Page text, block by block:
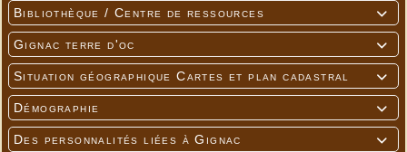

Bibliothèque / Centre de ressources

Gignac terre d'oc

Situation géographique Cartes et plan cadastral

Démographie

Des personnalités liées à Gignac